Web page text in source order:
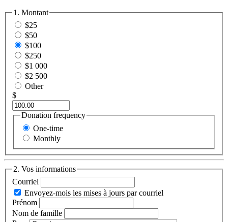
1. Montant
$25
$50
$100
$250
$1 000
$2 500
Other
$
Donation frequency
One-time
Monthly
2. Vos informations
Courriel
Envoyez-mois les mises à jours par courriel
Prénom
Nom de famille